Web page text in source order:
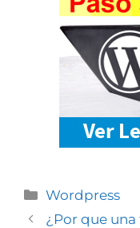
Wordpress
¿Por que